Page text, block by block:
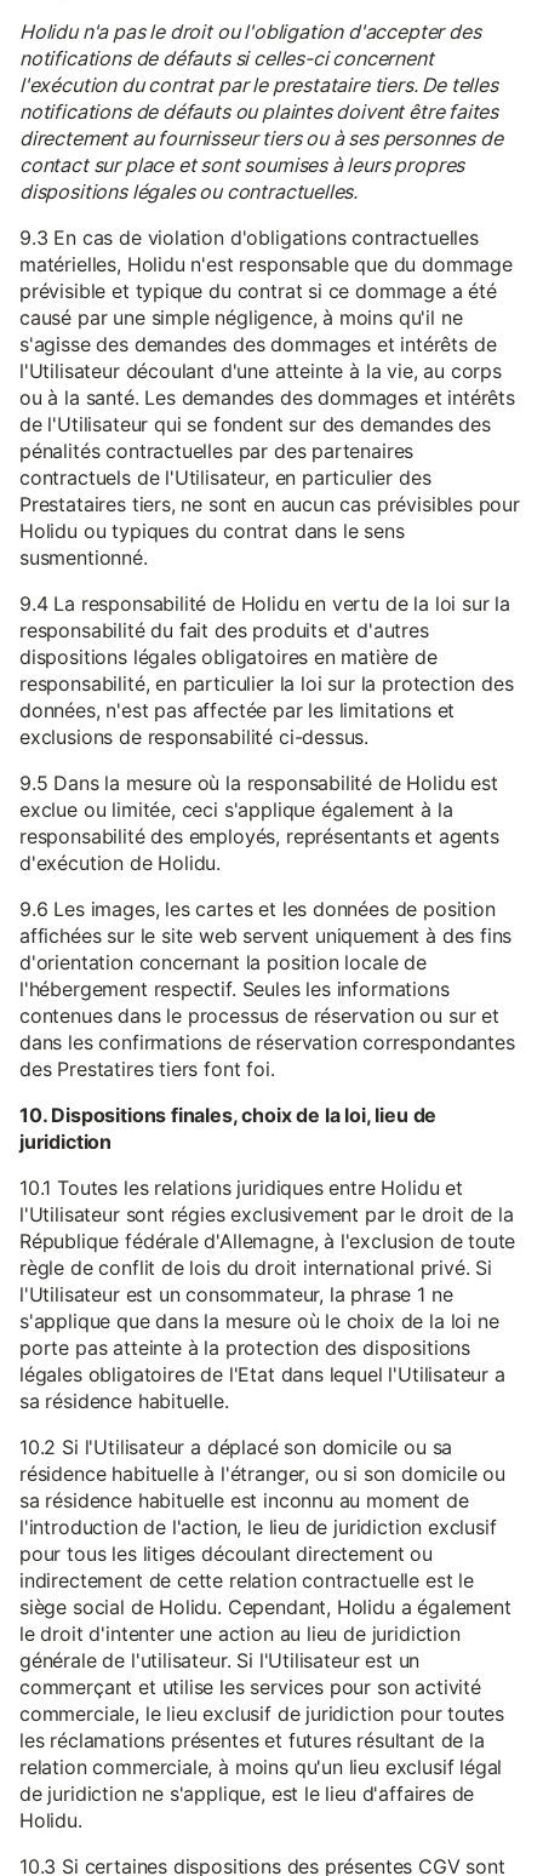
Holidu n'a pas le droit ou l'obligation d'accepter des
notifications de défauts si celles-ci concernent
l'exécution du contrat par le prestataire tiers. De telles
notifications de défauts ou plaintes doivent être faites
directement au fournisseur tiers ou à ses personnes de
contact sur place et sont soumises à leurs propres
dispositions légales ou contractuelles.
9.3 En cas de violation d'obligations contractuelles
matérielles, Holidu n'est responsable que du dommage
prévisible et typique du contrat si ce dommage a été
causé par une simple négligence, à moins qu'il ne
s'agisse des demandes des dommages et intérêts de
l'Utilisateur découlant d'une atteinte à la vie, au corps
ou à la santé. Les demandes des dommages et intérêts
de l'Utilisateur qui se fondent sur des demandes des
pénalités contractuelles par des partenaires
contractuels de l'Utilisateur, en particulier des
Prestataires tiers, ne sont en aucun cas prévisibles pour
Holidu ou typiques du contrat dans le sens
susmentionné.
9.4 La responsabilité de Holidu en vertu de la loi sur la
responsabilité du fait des produits et d'autres
dispositions légales obligatoires en matière de
responsabilité, en particulier la loi sur la protection des
données, n'est pas affectée par les limitations et
exclusions de responsabilité ci-dessus.
9.5 Dans la mesure où la responsabilité de Holidu est
exclue ou limitée, ceci s'applique également à la
responsabilité des employés, représentants et agents
d'exécution de Holidu.
9.6 Les images, les cartes et les données de position
affichées sur le site web servent uniquement à des fins
d'orientation concernant la position locale de
l'hébergement respectif. Seules les informations
contenues dans le processus de réservation ou sur et
dans les confirmations de réservation correspondantes
des Prestatires tiers font foi.
10. Dispositions finales, choix de la loi, lieu de
juridiction
10.1 Toutes les relations juridiques entre Holidu et
l'Utilisateur sont régies exclusivement par le droit de la
République fédérale d'Allemagne, à l'exclusion de toute
règle de conflit de lois du droit international privé. Si
l'Utilisateur est un consommateur, la phrase 1 ne
s'applique que dans la mesure où le choix de la loi ne
porte pas atteinte à la protection des dispositions
légales obligatoires de l'Etat dans lequel l'Utilisateur a
sa résidence habituelle.
10.2 Si l'Utilisateur a déplacé son domicile ou sa
résidence habituelle à l'étranger, ou si son domicile ou
sa résidence habituelle est inconnu au moment de
l'introduction de l'action, le lieu de juridiction exclusif
pour tous les litiges découlant directement ou
indirectement de cette relation contractuelle est le
siège social de Holidu. Cependant, Holidu a également
le droit d'intenter une action au lieu de juridiction
générale de l'utilisateur. Si l'Utilisateur est un
commerçant et utilise les services pour son activité
commerciale, le lieu exclusif de juridiction pour toutes
les réclamations présentes et futures résultant de la
relation commerciale, à moins qu'un lieu exclusif légal
de juridiction ne s'applique, est le lieu d'affaires de
Holidu.
10.3 Si certaines dispositions des présentes CGV sont